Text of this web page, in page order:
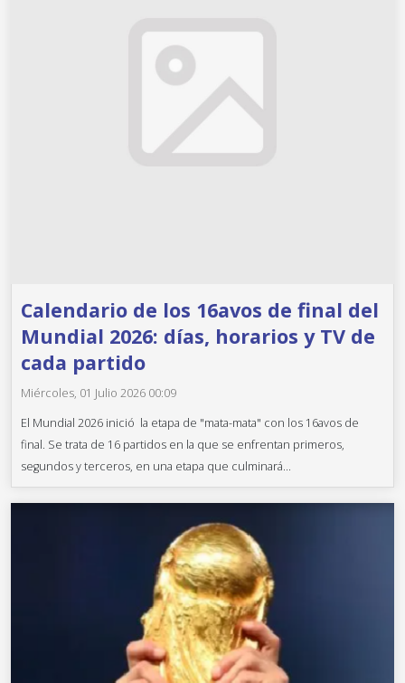
Calendario de los 16avos de final del
Mundial 2026: días, horarios y TV de
cada partido
Miércoles, 01 Julio 2026 00:09
El Mundial 2026 inició la etapa de "mata-mata" con los 16avos de
final. Se trata de 16 partidos en la que se enfrentan primeros,
segundos y terceros, en una etapa que culminará...